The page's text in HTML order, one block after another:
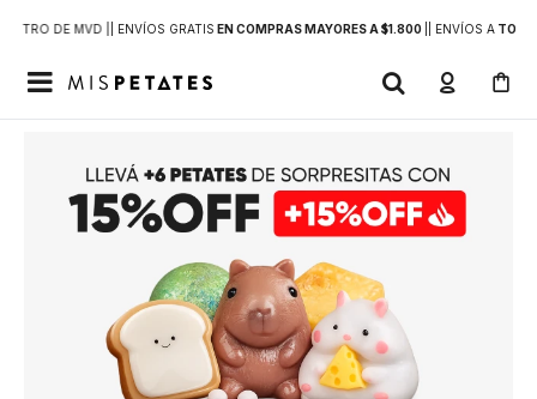
DE MVD | | ENVÍOS GRATIS EN COMPRAS MAYORES A $1.800 | ENVÍOS ATODO
